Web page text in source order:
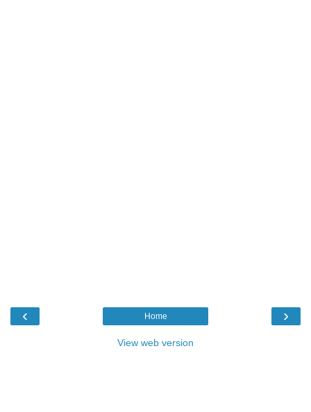
‹ ›
Home
View web version